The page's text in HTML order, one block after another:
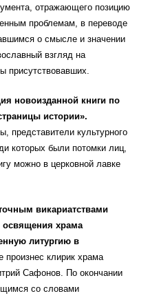
отражающего позицию
проблемам, в переводе
о смысле и значении
взгляд на
присутствовавших.
новоизданной книги по
истории».
представители культурного
которых были потомки лиц,
можно в церковной лавке
викариатствами
освящения храма
литургию в
произнес клирик храма
Сафонов. По окончании
со словами